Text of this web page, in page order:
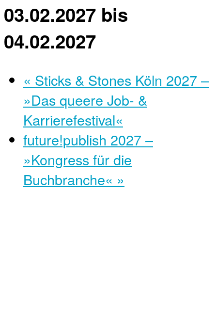
03.02.2027 bis
04.02.2027
« Sticks & Stones Köln 2027 –
»Das queere Job- &
Karrierefestival«
future!publish 2027 –
»Kongress für die
Buchbranche« »